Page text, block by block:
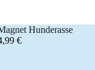
Hunderasse
€